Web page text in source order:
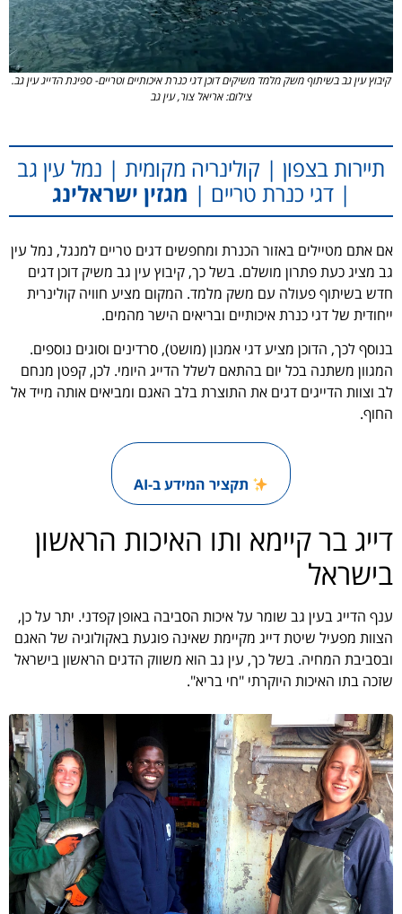
קיבוץ עין גב בשיתוף משק מלמד משיקים דוכן דגי כנרת איכותיים וטריים- ספינת הדייג עין גב.
צילום: אריאל צור, עין גב
תיירות בצפון | קולינריה מקומית | נמל עין גב
| דגי כנרת טריים | מגזין ישראלינג
אם אתם מטיילים באזור הכנרת ומחפשים דגים טריים למנגל, נמל עין
גב מציג כעת פתרון מושלם. בשל כך, קיבוץ עין גב משיק דוכן דגים
חדש בשיתוף פעולה עם משק מלמד. המקום מציע חוויה קולינרית
ייחודית של דגי כנרת איכותיים ובריאים הישר מהמים.
בנוסף לכך, הדוכן מציע דגי אמנון (מושט), סרדינים וסוגים נוספים.
המגוון משתנה בכל יום בהתאם לשלל הדייג היומי. לכן, קפטן מנחם
לב וצוות הדייגים דגים את התוצרת בלב האגם ומביאים אותה מייד אל
החוף.
תקציר המידע ב-AI
דייג בר קיימא ותו האיכות הראשון
בישראל
ענף הדייג בעין גב שומר על איכות הסביבה באופן קפדני. יתר על כן,
הצוות מפעיל שיטת דייג מקיימת שאינה פוגעת באקולוגיה של האגם
ובסביבת המחיה. בשל כך, עין גב הוא משווק הדגים הראשון בישראל
שזכה בתו האיכות היוקרתי "חי בריא".